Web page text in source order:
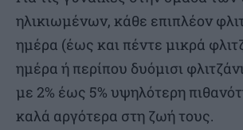
ηλικιωμένων, κάθε επιπλέον
ημέρα (έως και πέντε μικρά
ημέρα ή περίπου δυόμισι
με 2% έως 5% υψηλότερη
καλά αργότερα στη ζωή τους.